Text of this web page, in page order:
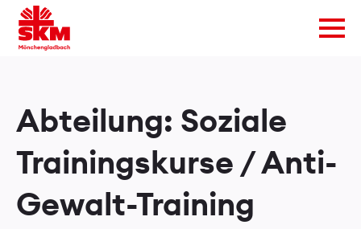
Abteilung: Soziale
Trainingskurse / Anti-
Gewalt-Training